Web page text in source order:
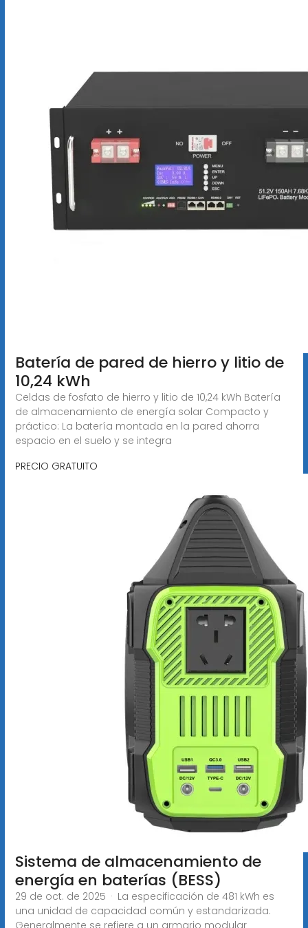
Batería de pared de hierro y litio de
10,24 kWh
Celdas de fosfato de hierro y litio de 10,24 kWh Batería
de almacenamiento de energía solar Compacto y
práctico: La batería montada en la pared ahorra
espacio en el suelo y se integra
PRECIO GRATUITO
Sistema de almacenamiento de
energía en baterías (BESS)
29 de oct. de 2025 · La especificación de 481 kWh es
una unidad de capacidad común y estandarizada.
Generalmente se refiere a un armario modular